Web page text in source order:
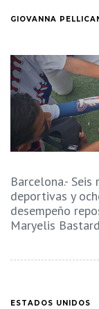
GIOVANNA
Barcelona.-
deportivas y
desempeño
Maryelis
ESTADOS UNIDOS